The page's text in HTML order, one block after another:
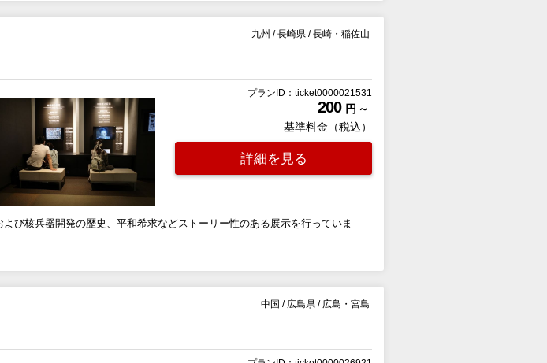
九州 / 長崎県 / 長崎・稲佐山
プランID：ticket0000021531
200 円 ～
基準料金（税込）
詳細を見る
び核兵器開発の歴史、平和希求などストーリー性のある展示を行っていま
中国 / 広島県 / 広島・宮島